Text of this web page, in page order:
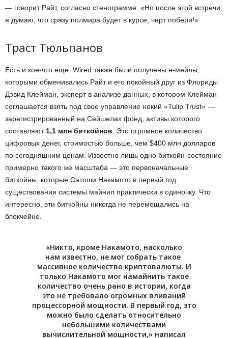
— говорит Райт, согласно стенограмме. «Но после этой встречи,
я думаю, что сразу полмира будет в курсе, черт побери!»
Траст Тюльпанов
Есть и кое-что еще. Wired также были получены е-мейлы,
которыми обменивались Райт и его покойный друг из Флориды
Дэвид Клейман, эксперт в анализе данных, в котором Клейман
соглашается взять под свое управление некий «Tulip Trust» —
зарегистрированный на Сейшелах фонд, активы которого
составляют 1,1 млн биткойнов . Это огромное количество
цифровых денег, стоимостью больше, чем $400 млн долларов
по сегодняшним ценам. Известно лишь одно биткойн-состояние
примерно такого же масштаба — это первоначальные
биткойны, которые Сатоши Накамото в первый год
существования системы майнил практически в одиночку. Что
интересно, эти биткойны никогда не перемещались на
блокчейне.
«Никто, кроме Накамото, насколько
нам известно, не мог собрать такое ​​
массивное количество криптовалюты. И
только Накамото мог намайнить такое
количество очень рано в истории, когда
это не требовало огромных вливаний
процессорной мощности. В первый год, это
можно было сделать относительно
небольшими количествами
вычислительной мощности,» написал